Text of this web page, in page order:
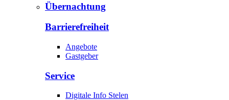
Übernachtung
Barrierefreiheit
Angebote
Gastgeber
Service
Digitale Info Stelen